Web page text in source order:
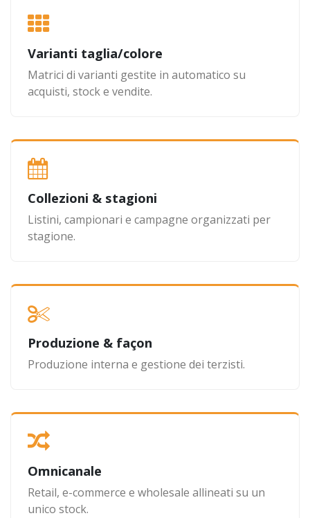
Varianti taglia/colore
Matrici di varianti gestite in automatico su
acquisti, stock e vendite.
Collezioni & stagioni
Listini, campionari e campagne organizzati per
stagione.
Produzione & façon
Produzione interna e gestione dei terzisti.
Omnicanale
Retail, e-commerce e wholesale allineati su un
unico stock.